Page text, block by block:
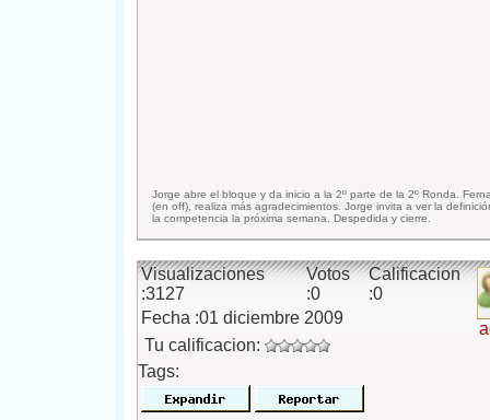
Jorge abre el bloque y da inicio a la 2º parte de la 2º Ronda.
(en off), realiza más agradecimientos. Jorge invita a ver la
la competencia la próxima semana. Despedida y cierre.
Visualizaciones
:3127
Votos
:0
Calificacion
:0
Fecha :01 diciembre 2009
Tu calificacion:
Tags: